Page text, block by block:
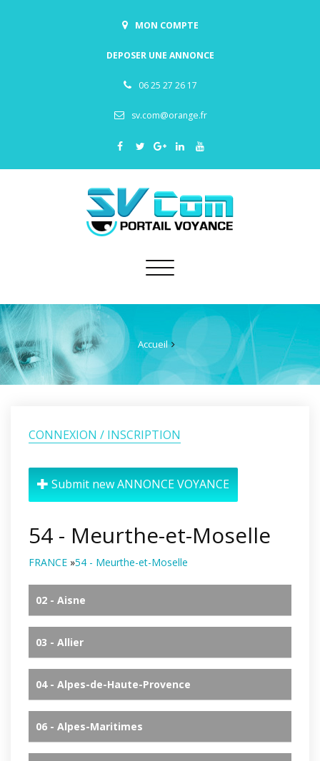
MON COMPTE
DEPOSER UNE ANNONCE
06 25 27 26 17
sv.com@orange.fr
Toggle
Accueil
CONNEXION / INSCRIPTION
Submit new ANNONCE VOYANCE
54 - Meurthe-et-Moselle
FRANCE »54 - Meurthe-et-Moselle
02 - Aisne
03 - Allier
04 - Alpes-de-Haute-Provence
06 - Alpes-Maritimes